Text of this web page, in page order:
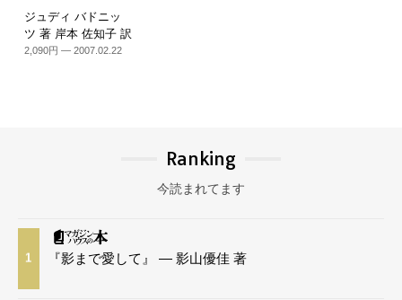
ジュディ バドニッ
ツ 著 岸本 佐知子 訳
2,090円 — 2007.02.22
Ranking
今読まれてます
1 『影まで愛して』 — 影山優佳 著